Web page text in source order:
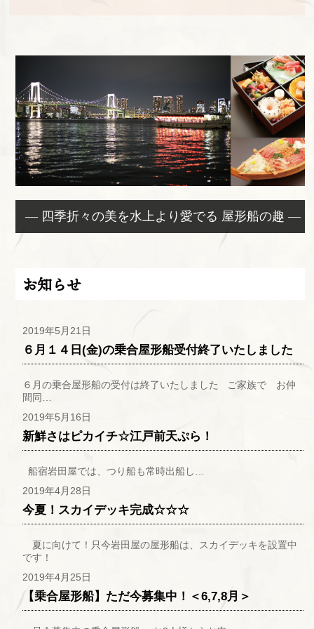
— 四季折々の美を水上より愛でる 屋形船の趣 —
お知らせ
2019年5月21日
６月１４日(金)の乗合屋形船受付終了いたしました
６月の乗合屋形船の受付は終了いたしました ご家族で お仲
間同…
2019年5月16日
新鮮さはピカイチ☆江戸前天ぷら！
船宿岩田屋では、つり船も常時出船し…
2019年4月28日
今夏！スカイデッキ完成☆☆☆
夏に向けて！只今岩田屋の屋形船は、スカイデッキを設置中
です！
2019年4月25日
【乗合屋形船】ただ今募集中！＜6,7,8月＞